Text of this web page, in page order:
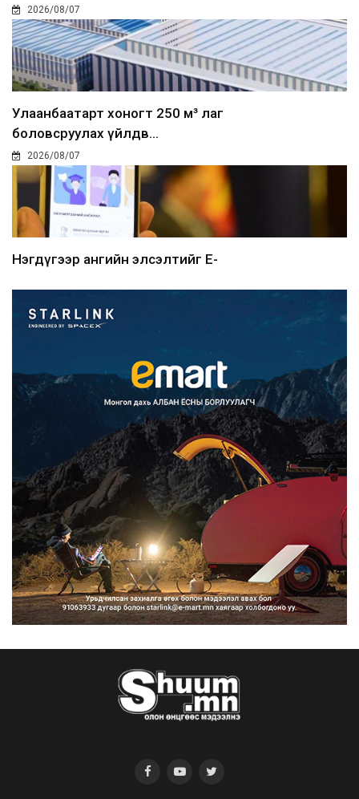
2026/08/07
Улаанбаатарт хоногт 250 м³ лаг
боловсруулах үйлдв...
2026/08/07
Нэгдүгээр ангийн элсэлтийг E-
Францад иргэд рүү зөвшөөрөлгүй
сурталчилгааны дууд...
2026/08/07
Нийтийн тээврийн Ч:19А чиглэлийн
замналд түр хугац...
2026/08/07
Автомашины улсын дугаар сондгой
тоогоор төгссөн бо...